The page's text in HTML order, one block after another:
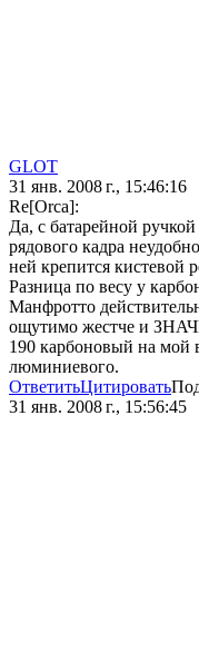
GLOT
31 янв. 2008 г., 15:46:16
Re[Orca]:
Да, с батарейной
рядового кадра
ней крепится кистевой
Разница по весу у
Манфротто
ощутимо жестче и
190 карбоновый на мой
люминиевого.
ОтветитьЦитировать
31 янв. 2008 г., 15:56:45